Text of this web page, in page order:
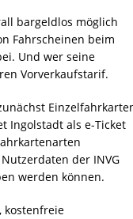
bargeldlos möglich
Fahrscheinen beim
Und wer seine
Vorverkaufstarif.
Ingolstadt als e-Ticket
der INVG
werden können.
kostenfreie